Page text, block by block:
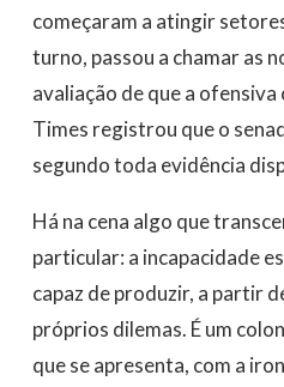
começaram a atingir
turno, passou a chamar as
avaliação de que a
Times registrou que o
segundo toda evidência
Há na cena algo que
particular: a incapacidade
capaz de produzir, a partir
próprios dilemas. É um
que se apresenta, com a